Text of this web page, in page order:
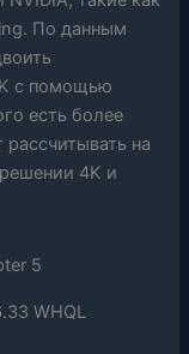
По данным
с помощью
есть более
на
4K и
WHQL